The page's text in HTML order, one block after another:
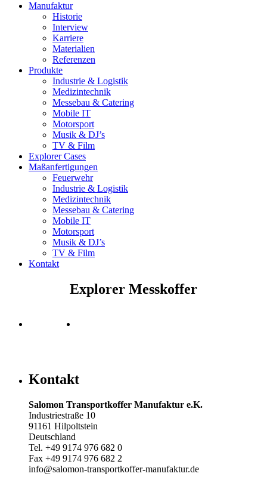
Manufaktur
Historie
Interview
Karriere
Materialien
Referenzen
Produkte
Industrie & Logistik
Medizintechnik
Messebau & Catering
Mobile IT
Motorsport
Musik & DJ’s
TV & Film
Explorer Cases
Maßanfertigungen
Feuerwehr
Industrie & Logistik
Medizintechnik
Messebau & Catering
Mobile IT
Motorsport
Musik & DJ’s
TV & Film
Kontakt
Explorer Messkoffer
Kontakt
Salomon Transportkoffer Manufaktur e.K.
Industriestraße 10
91161 Hilpoltstein
Deutschland
Tel. +49 9174 976 682 0
Fax +49 9174 976 682 2
info@salomon-transportkoffer-manufaktur.de